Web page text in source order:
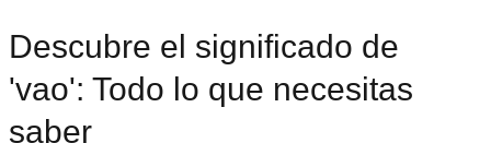
Descubre el significado de
'vao': Todo lo que necesitas
saber